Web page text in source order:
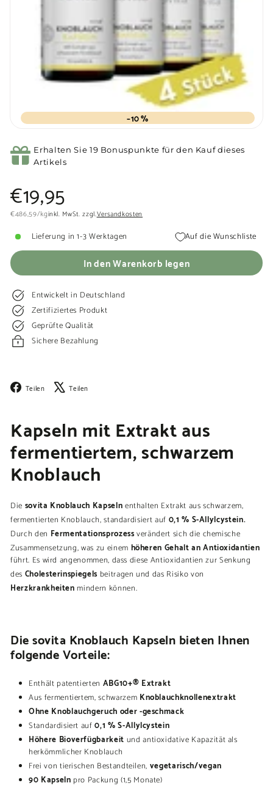
–10 %
Erhalten Sie 19 Bonuspunkte für den Kauf dieses
Artikels
Normaler
Preis
€19,95€19,95
€486,59€486,59
/kginkl. MwSt. zzgl.Versandkosten
Lieferung in 1-3 Werktagen Auf die Wunschliste
In den Warenkorb legen
Entwickelt in Deutschland
Zertifiziertes Produkt
Geprüfte Qualität
Sichere Bezahlung
Teilen Facebook
Teilen
Kapseln mit Extrakt aus
fermentiertem, schwarzem
Knoblauch
Die sovita Knoblauch Kapselnenthalten Extrakt aus schwarzem,
fermentierten Knoblauch, standardisiert auf 0,1 % S-Allylcystein.
Durch den Fermentationsprozessverändert sich die chemische
Zusammensetzung, was zu einem höheren Gehalt an Antioxidantien
führt. Es wird angenommen, dass diese Antioxidantien zur Senkung
des Cholesterinspiegels beitragen und das Risiko von
Herzkrankheitenmindern können.
Die sovita Knoblauch Kapseln bieten Ihnen
folgende Vorteile:
Enthält patentierten ABG10+® Extrakt
Aus fermentiertem, schwarzem Knoblauchknollenextrakt
Ohne Knoblauchgeruch oder -geschmack
Standardisiert auf0,1 % S-Allylcystein
Höhere Bioverfügbarkeit und antioxidative Kapazität als
herkömmlicher Knoblauch
Frei von tierischen Bestandteilen, vegetarisch/vegan
90 Kapseln pro Packung (1,5 Monate)